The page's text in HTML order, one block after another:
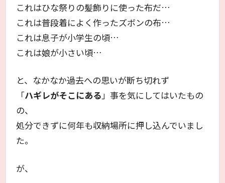
これはひな祭りの髪飾りに使った布だ…
これは普段着によく作ったズボンの布…
これは息子が小学生の頃…
これは娘が小さい頃…
と、なかなか過去への思いが断ち切れず
「ハギレがそこにある」事を気にしてはいたもの
の、
処分できずに何年も収納場所に押し込んでいまし
た。
が、